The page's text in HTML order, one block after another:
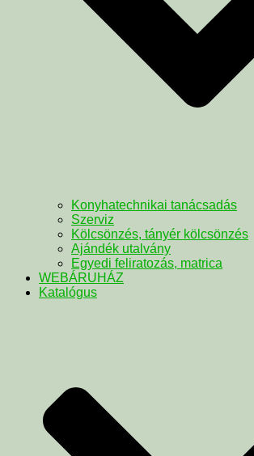
Konyhatechnikai tanácsadás
Szerviz
Kölcsönzés, tányér kölcsönzés
Ajándék utalvány
Egyedi feliratozás, matrica
WEBÁRUHÁZ
Katalógus